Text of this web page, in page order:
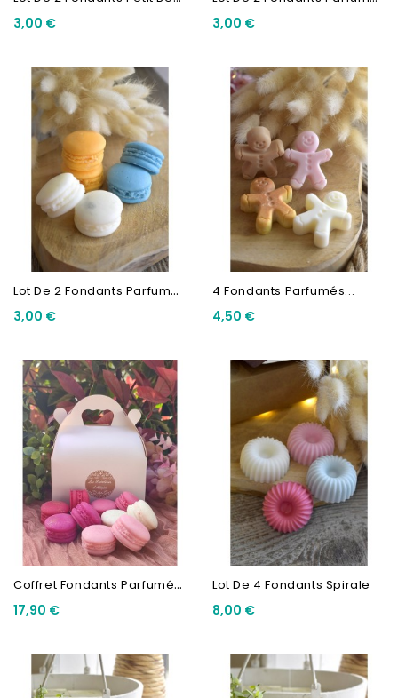
3,00 € 3,00 €
L
Ot De 2 Fondants Parfumés...
3,00 €
4 Fondants Parfumés...
4,50 €
C
Offret Fondants Parfumés...
17,90 €
Lot De 4 Fondants Spirale
8,00 €